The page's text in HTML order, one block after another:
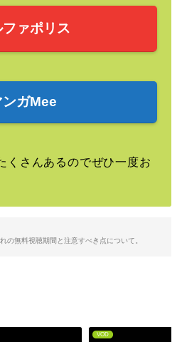
ファポリス
ンガMee
くさんあるのでぜひ一度お
の無料視聴期間と注意すべき点について。
VOD